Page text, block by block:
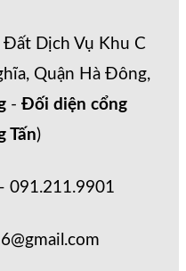
Dịch Vụ Khu C
Quận Hà Đông,
- Đối diện cổng
Tấn)
091.211.9901